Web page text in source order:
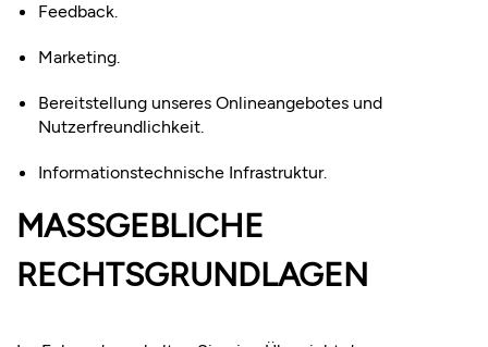
Feedback.
Marketing.
Bereitstellung unseres Onlineangebotes und
Nutzerfreundlichkeit.
Informationstechnische Infrastruktur.
MASSGEBLICHE R
ECHTSGRUNDLAGEN